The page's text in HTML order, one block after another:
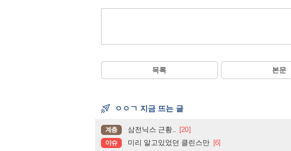
목록 본문
ㅇㅇㄱ 지금 뜨는 글
계층 삼전닉스 근황.. [20]
이슈 미리 알고있었던 클린스만 [6]